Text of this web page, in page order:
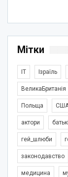
Мітки
IT Ізраїль
ВеликаБританія
Польща
актори
гей_шлюби
законодавство
медицина